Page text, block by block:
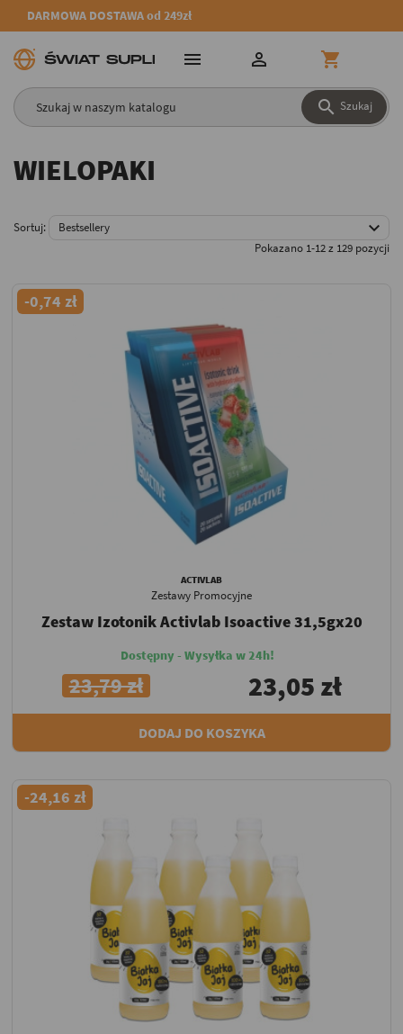
DARMOWA DOSTAWA od 249zł
 Szukaj
  
WIELOPAKI
Sortuj: Bestsellery 
Pokazano 1-12 z 129 pozycji
-0,74 zł
ACTIVLAB
Zestawy Promocyjne
Zestaw Izotonik Activlab Isoactive 31,5gx20
Dostępny - Wysyłka w 24h!
23,79 zł 23,05 zł
DODAJ DO KOSZYKA
-24,16 zł